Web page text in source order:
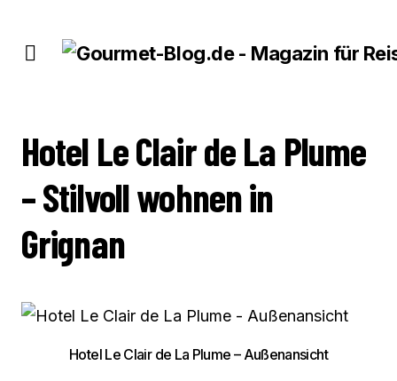
Hotel Le Clair de La Plume
– Stilvoll wohnen in
Grignan
Hotel Le Clair de La Plume – Außenansicht